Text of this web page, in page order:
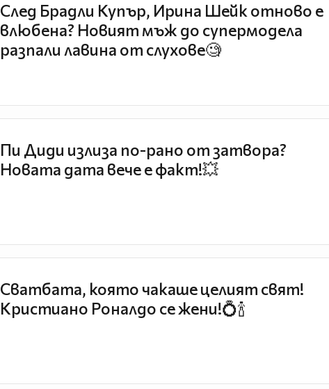
След Брадли Купър, Ирина Шейк отново е
влюбена? Новият мъж до супермодела
разпали лавина от слухове🧐
Пи Диди излиза по-рано от затвора?
Новата дата вече е факт!💥
Сватбата, която чакаше целият свят!
Кристиано Роналдо се жени!💍🍾